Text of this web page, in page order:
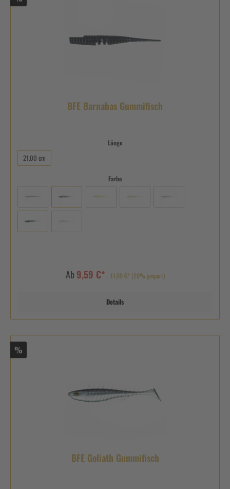
BFE Barnabas Gummifisch
Länge
21,00 cm
Farbe
Ab 9,59 €* 11,99 €* (20% gespart)
Details
%
BFE Goliath Gummifisch